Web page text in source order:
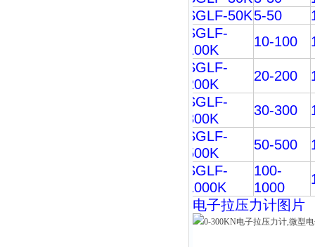
SGLF-50K5-50
SGLF-
100K
10-100
SGLF-
200K
20-200
SGLF-
300K
30-300
SGLF-
500K
50-500
SGLF-
1000K
100-
1000
电子拉压力计图片